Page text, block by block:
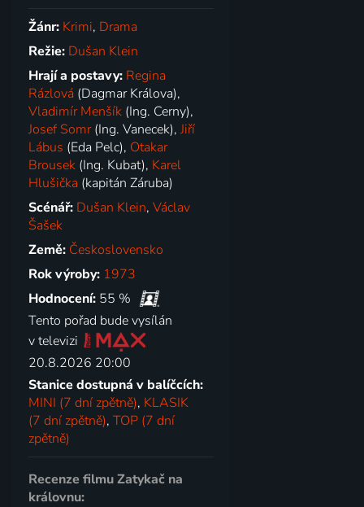
Žánr: Krimi, Drama
Režie: Dušan Klein
Hrají a postavy: Regina
Rázlová (Dagmar Králova),
Vladimír Menšík (Ing. Cerny),
Josef Somr(Ing. Vanecek),Jiří
Lábus (Eda Pelc), Otakar
Brousek (Ing. Kubat), Karel
Hlušička (kapitán Záruba)
Scénář: Dušan Klein,Václav
Šašek
Země: Československo
Rok výroby: 1973
Hodnocení: 55 %
Tento pořad bude vysílán
v televizi
20.8.2026 20:00
Stanice dostupná v balíčcích:
MINI (7 dní zpětně), KLASIK
(7 dní zpětně),TOP (7 dní
zpětně)
Recenze filmu Zatykač na
královnu: